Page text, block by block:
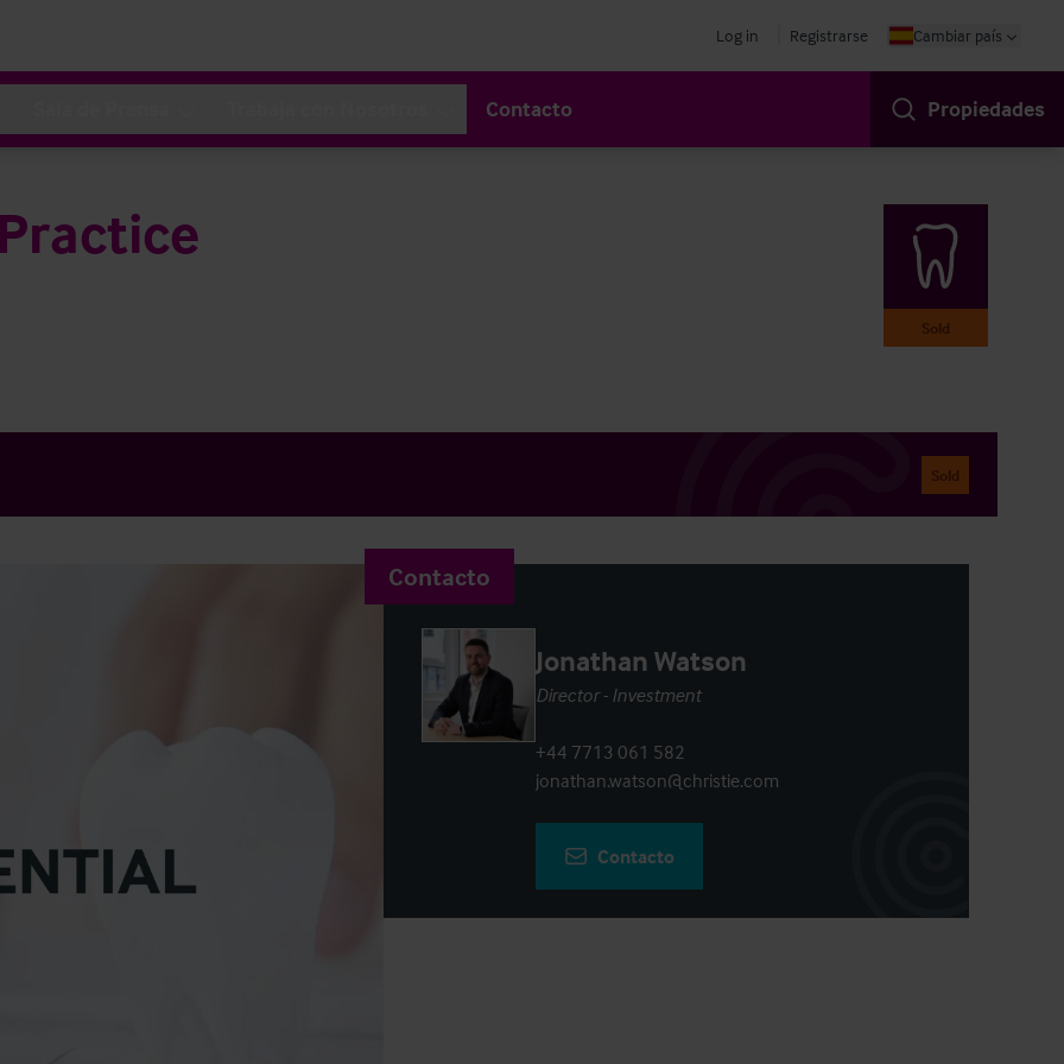
Log in Registrarse Cambiar país
Contacto Propiedades
Sold
Sold
Contacto
Jonathan Watson
Director - Investment
+44 7713 061 582
jonathan.watson@christie.com
Contacto